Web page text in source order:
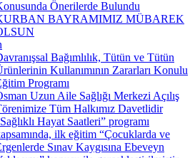
Önerilerde Bulundu
BAYRAMIMIZ MÜBAREK
Bağımlılık, Tütün ve Tütün
Kullanımının Zararları Konulu
Programı
Uzun Aile Sağlığı Merkezi Açılış
Tüm Halkımız Davetlidir
Hayat Saatleri” programı
ilk eğitim “Çocuklarda ve
Sınav Kaygısına Ebeveyn